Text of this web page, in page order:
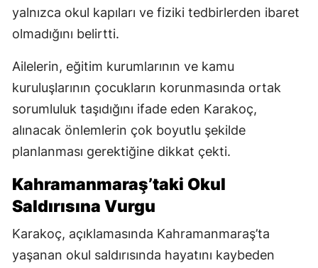
yalnızca okul kapıları ve fiziki tedbirlerden ibaret
olmadığını belirtti.
Ailelerin, eğitim kurumlarının ve kamu
kuruluşlarının çocukların korunmasında ortak
sorumluluk taşıdığını ifade eden Karakoç,
alınacak önlemlerin çok boyutlu şekilde
planlanması gerektiğine dikkat çekti.
Kahramanmaraş’taki Okul
Saldırısına Vurgu
Karakoç, açıklamasında Kahramanmaraş’ta
yaşanan okul saldırısında hayatını kaybeden